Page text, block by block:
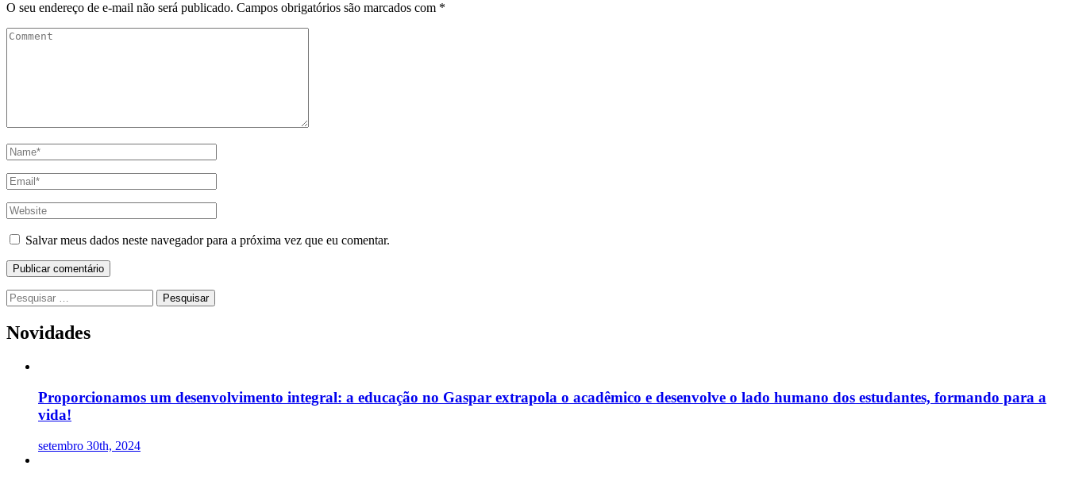
O seu endereço de e-mail não será publicado. Campos obrigatórios são marcados com *
Comment
Name*
Email*
Website
Salvar meus dados neste navegador para a próxima vez que eu comentar.
Pesquisar
por:
Novidades
Proporcionamos um desenvolvimento integral: a educação no Gaspar extrapola o acadêmico e desenvolve o lado humano dos estudantes, formando para a
vida!
setembro 30th, 2024